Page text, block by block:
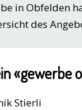
in Obfelden
des
«gewerbe
Stierli